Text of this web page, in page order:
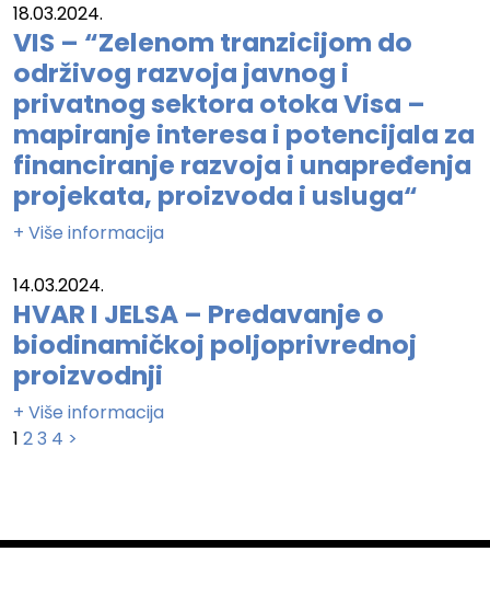
18.03.2024.
VIS – “Zelenom tranzicijom do
održivog razvoja javnog i
privatnog sektora otoka Visa –
mapiranje interesa i potencijala za
financiranje razvoja i unapređenja
projekata, proizvoda i usluga“
+ Više informacija
14.03.2024.
HVAR I JELSA – Predavanje o
biodinamičkoj poljoprivrednoj
proizvodnji
+ Više informacija
Brojevi
1 23 4 >